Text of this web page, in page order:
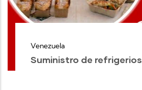
Venezuela
Suministro de refrigerios